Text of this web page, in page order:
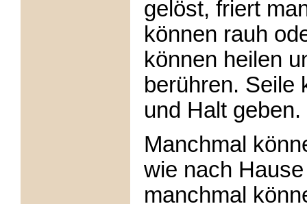
gelöst, friert
können rauh
können heilen
berühren. Seile
und Halt geben.
Manchmal
wie nach
manchmal